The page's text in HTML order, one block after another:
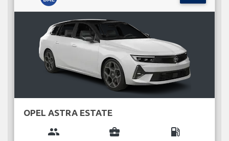
OPEL ASTRA ESTATE
group business_center local_gas_station